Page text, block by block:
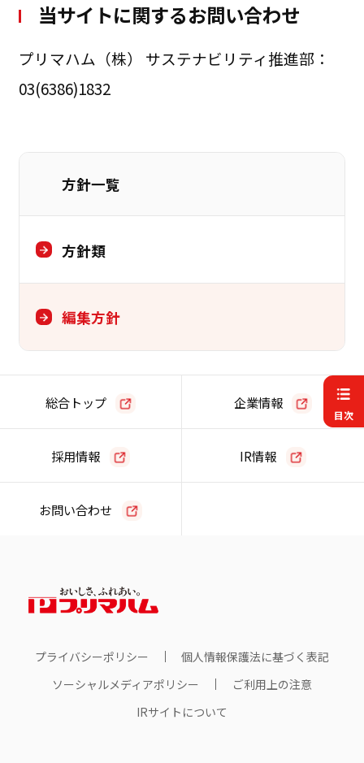
当サイトに関するお問い合わせ
プリマハム（株） サステナビリティ推進部：
03(6386)1832
方針一覧
方針類
編集方針
目次
総合トップ 企業情報
採用情報 IR情報
お問い合わせ
プライバシーポリシー
個人情報保護法に基づく表記
ソーシャルメディアポリシー
ご利用上の注意
IRサイトについて